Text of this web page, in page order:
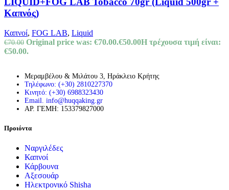
Καπνός)
Καπνοί, FOG LAB, Liquid
€70.00 Original price was: €70.00.€50.00Η τρέχουσα τιμή είναι:
€50.00.
Μεραμβέλου & Μιλάτου 3, Ηράκλειο Κρήτης
Τηλέφωνο: (+30) 2810227370
Κινητό: (+30) 6988323430
Email. info@huqqaking.gr
ΑΡ. ΓΕΜΗ: 153379827000
Προιόντα
Ναργιλέδες
Καπνοί
Κάρβουνα
Αξεσουάρ
Ηλεκτρονικό Shisha